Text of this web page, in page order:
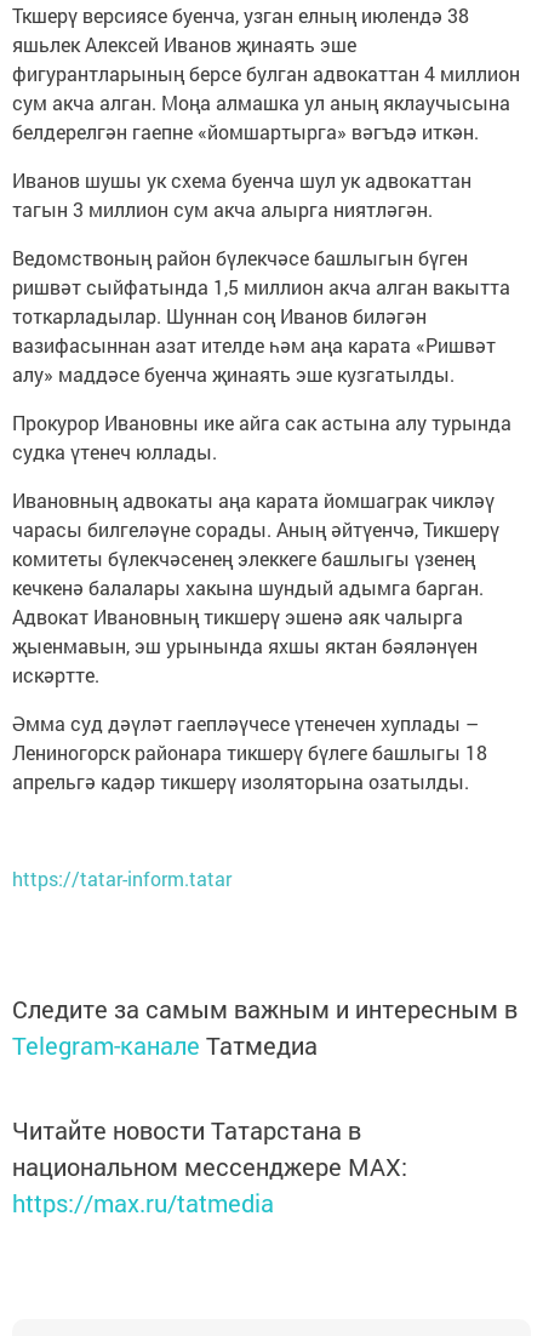
Ткшерү версиясе буенча, узган елның июлендә 38
яшьлек Алексей Иванов җинаять эше
фигурантларының берсе булган адвокаттан 4 миллион
сум акча алган. Моңа алмашка ул аның яклаучысына
белдерелгән гаепне «йомшартырга» вәгъдә иткән.
Иванов шушы ук схема буенча шул ук адвокаттан
тагын 3 миллион сум акча алырга ниятләгән.
Ведомствоның район бүлекчәсе башлыгын бүген
ришвәт сыйфатында 1,5 миллион акча алган вакытта
тоткарладылар. Шуннан соң Иванов биләгән
вазифасыннан азат ителде һәм аңа карата «Ришвәт
алу» маддәсе буенча җинаять эше кузгатылды.
Прокурор Ивановны ике айга сак астына алу турында
судка үтенеч юллады.
Ивановның адвокаты аңа карата йомшаграк чикләү
чарасы билгеләүне сорады. Аның әйтүенчә, Тикшерү
комитеты бүлекчәсенең элеккеге башлыгы үзенең
кечкенә балалары хакына шундый адымга барган.
Адвокат Ивановның тикшерү эшенә аяк чалырга
җыенмавын, эш урынында яхшы яктан бәяләнүен
искәртте.
Әмма суд дәүләт гаепләүчесе үтенечен хуплады –
Лениногорск районара тикшерү бүлеге башлыгы 18
апрельгә кадәр тикшерү изоляторына озатылды.
https://tatar-inform.tatar
Следите за самым важным и интересным в
Telegram-канале Татмедиа
Читайте новости Татарстана в
национальном мессенджере MАХ:
https://max.ru/tatmedia